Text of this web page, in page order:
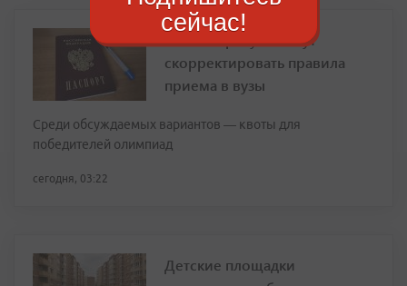
В Минобрнауки могут
скорректировать правила
приема в вузы
Среди обсуждаемых вариантов — квоты для
победителей олимпиад
сегодня, 03:22
Детские площадки
сейчас!